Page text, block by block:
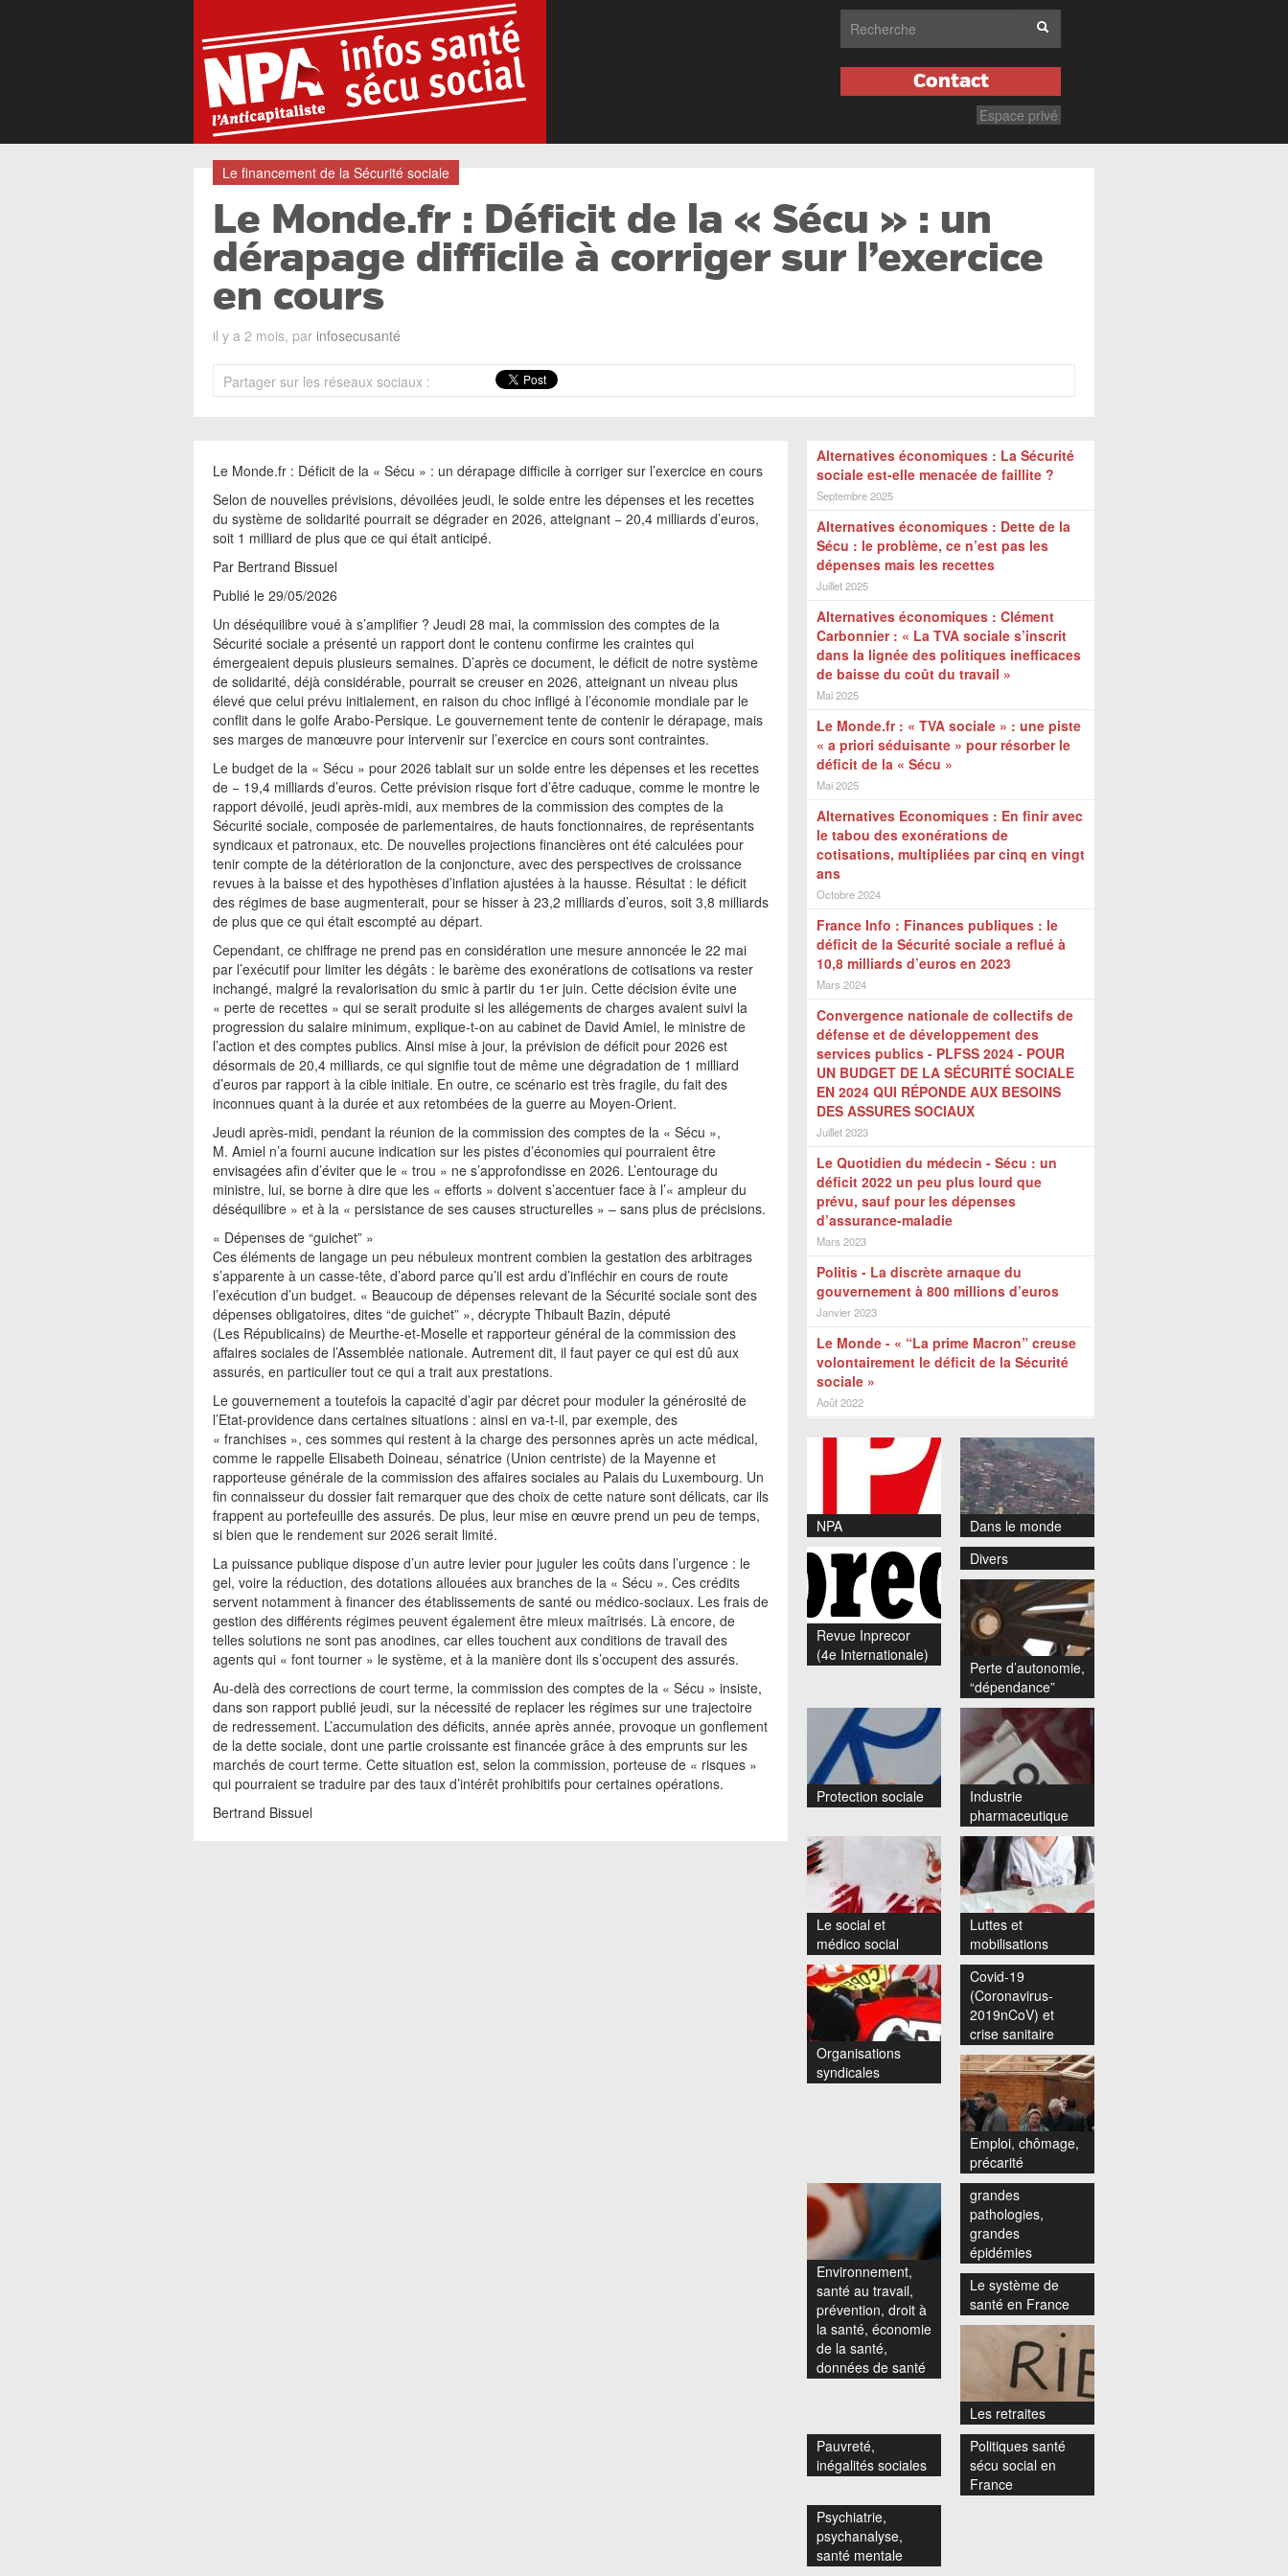
Contact
Espace privé
Le financement de la Sécurité sociale
Le Monde.fr : Déficit de la « Sécu » : un
dérapage difficile à corriger sur l’exercice
en cours
il y a 2 mois, par infosecusanté
Partager sur les réseaux sociaux :
Le Monde.fr : Déficit de la « Sécu » : un dérapage difficile à corriger sur l’exercice en cours
Selon de nouvelles prévisions, dévoilées jeudi, le solde entre les dépenses et les recettes
du système de solidarité pourrait se dégrader en 2026, atteignant − 20,4 milliards d’euros,
soit 1 milliard de plus que ce qui était anticipé.
Par Bertrand Bissuel
Publié le 29/05/2026
Un déséquilibre voué à s’amplifier ? Jeudi 28 mai, la commission des comptes de la
Sécurité sociale a présenté un rapport dont le contenu confirme les craintes qui
émergeaient depuis plusieurs semaines. D’après ce document, le déficit de notre système
de solidarité, déjà considérable, pourrait se creuser en 2026, atteignant un niveau plus
élevé que celui prévu initialement, en raison du choc infligé à l’économie mondiale par le
conflit dans le golfe Arabo-Persique. Le gouvernement tente de contenir le dérapage, mais
ses marges de manœuvre pour intervenir sur l’exercice en cours sont contraintes.
Le budget de la « Sécu » pour 2026 tablait sur un solde entre les dépenses et les recettes
de − 19,4 milliards d’euros. Cette prévision risque fort d’être caduque, comme le montre le
rapport dévoilé, jeudi après-midi, aux membres de la commission des comptes de la
Sécurité sociale, composée de parlementaires, de hauts fonctionnaires, de représentants
syndicaux et patronaux, etc. De nouvelles projections financières ont été calculées pour
tenir compte de la détérioration de la conjoncture, avec des perspectives de croissance
revues à la baisse et des hypothèses d’inflation ajustées à la hausse. Résultat : le déficit
des régimes de base augmenterait, pour se hisser à 23,2 milliards d’euros, soit 3,8 milliards
de plus que ce qui était escompté au départ.
Cependant, ce chiffrage ne prend pas en considération une mesure annoncée le 22 mai
par l’exécutif pour limiter les dégâts : le barème des exonérations de cotisations va rester
inchangé, malgré la revalorisation du smic à partir du 1er juin. Cette décision évite une
« perte de recettes » qui se serait produite si les allégements de charges avaient suivi la
progression du salaire minimum, explique-t-on au cabinet de David Amiel, le ministre de
l’action et des comptes publics. Ainsi mise à jour, la prévision de déficit pour 2026 est
désormais de 20,4 milliards, ce qui signifie tout de même une dégradation de 1 milliard
d’euros par rapport à la cible initiale. En outre, ce scénario est très fragile, du fait des
inconnues quant à la durée et aux retombées de la guerre au Moyen-Orient.
Jeudi après-midi, pendant la réunion de la commission des comptes de la « Sécu »,
M. Amiel n’a fourni aucune indication sur les pistes d’économies qui pourraient être
envisagées afin d’éviter que le « trou » ne s’approfondisse en 2026. L’entourage du
ministre, lui, se borne à dire que les « efforts » doivent s’accentuer face à l’« ampleur du
déséquilibre » et à la « persistance de ses causes structurelles » – sans plus de précisions.
« Dépenses de “guichet” »
Ces éléments de langage un peu nébuleux montrent combien la gestation des arbitrages
s’apparente à un casse-tête, d’abord parce qu’il est ardu d’infléchir en cours de route
l’exécution d’un budget. « Beaucoup de dépenses relevant de la Sécurité sociale sont des
dépenses obligatoires, dites “de guichet” », décrypte Thibault Bazin, député
(Les Républicains) de Meurthe-et-Moselle et rapporteur général de la commission des
affaires sociales de l’Assemblée nationale. Autrement dit, il faut payer ce qui est dû aux
assurés, en particulier tout ce qui a trait aux prestations.
Le gouvernement a toutefois la capacité d’agir par décret pour moduler la générosité de
l’Etat-providence dans certaines situations : ainsi en va-t-il, par exemple, des
« franchises », ces sommes qui restent à la charge des personnes après un acte médical,
comme le rappelle Elisabeth Doineau, sénatrice (Union centriste) de la Mayenne et
rapporteuse générale de la commission des affaires sociales au Palais du Luxembourg. Un
fin connaisseur du dossier fait remarquer que des choix de cette nature sont délicats, car ils
frappent au portefeuille des assurés. De plus, leur mise en œuvre prend un peu de temps,
si bien que le rendement sur 2026 serait limité.
La puissance publique dispose d’un autre levier pour juguler les coûts dans l’urgence : le
gel, voire la réduction, des dotations allouées aux branches de la « Sécu ». Ces crédits
servent notamment à financer des établissements de santé ou médico-sociaux. Les frais de
gestion des différents régimes peuvent également être mieux maîtrisés. Là encore, de
telles solutions ne sont pas anodines, car elles touchent aux conditions de travail des
agents qui « font tourner » le système, et à la manière dont ils s’occupent des assurés.
Au-delà des corrections de court terme, la commission des comptes de la « Sécu » insiste,
dans son rapport publié jeudi, sur la nécessité de replacer les régimes sur une trajectoire
de redressement. L’accumulation des déficits, année après année, provoque un gonflement
de la dette sociale, dont une partie croissante est financée grâce à des emprunts sur les
marchés de court terme. Cette situation est, selon la commission, porteuse de « risques »
qui pourraient se traduire par des taux d’intérêt prohibitifs pour certaines opérations.
Bertrand Bissuel
Alternatives économiques : La Sécurité
sociale est-elle menacée de faillite ?
Septembre 2025
Alternatives économiques : Dette de la
Sécu : le problème, ce n’est pas les
dépenses mais les recettes
Juillet 2025
Alternatives économiques : Clément
Carbonnier : « La TVA sociale s’inscrit
dans la lignée des politiques inefficaces
de baisse du coût du travail »
Mai 2025
Le Monde.fr : « TVA sociale » : une piste
« a priori séduisante » pour résorber le
déficit de la « Sécu »
Mai 2025
Alternatives Economiques : En finir avec
le tabou des exonérations de
cotisations, multipliées par cinq en vingt
ans
Octobre 2024
France Info : Finances publiques : le
déficit de la Sécurité sociale a reflué à
10,8 milliards d’euros en 2023
Mars 2024
Convergence nationale de collectifs de
défense et de développement des
services publics - PLFSS 2024 - POUR
UN BUDGET DE LA SÉCURITÉ SOCIALE
EN 2024 QUI RÉPONDE AUX BESOINS
DES ASSURES SOCIAUX
Juillet 2023
Le Quotidien du médecin - Sécu : un
déficit 2022 un peu plus lourd que
prévu, sauf pour les dépenses
d’assurance-maladie
Mars 2023
Politis - La discrète arnaque du
gouvernement à 800 millions d’euros
Janvier 2023
Le Monde - « “La prime Macron” creuse
volontairement le déficit de la Sécurité
sociale »
Août 2022
NPA Dans le monde
Revue Inprecor
(4e Internationale)
Divers
Perte d’autonomie,
“dépendance”
Protection sociale
Industrie
pharmaceutique
Le social et
médico social
Luttes et
mobilisations
Organisations
syndicales
Covid-19
(Coronavirus-
2019nCoV) et
crise sanitaire
Emploi, chômage,
précarité
Environnement,
santé au travail,
prévention, droit à
la santé, économie
de la santé,
données de santé
grandes
pathologies,
grandes
épidémies
Le système de
santé en France
Les retraites
Pauvreté,
inégalités sociales
Politiques santé
sécu social en
France
Psychiatrie,
psychanalyse,
santé mentale